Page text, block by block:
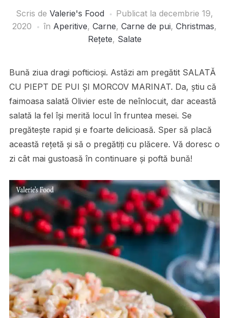
Scris de Valerie's Food Publicat la decembrie 19,
2020
în Aperitive, Carne, Carne de pui, Christmas,
Rețete, Salate
Bună ziua dragi pofticioși. Astăzi am pregătit SALATĂ
CU PIEPT DE PUI ȘI MORCOV MARINAT. Da, știu că
faimoasa salată Olivier este de neînlocuit, dar această
salată la fel își merită locul în fruntea mesei. Se
pregătește rapid și e foarte delicioasă. Sper să placă
această rețetă și să o pregătiți cu plăcere. Vă doresc o
zi cât mai gustoasă în continuare și poftă bună!